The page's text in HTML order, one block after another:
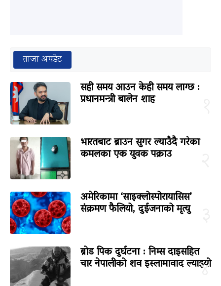
ताजा अपडेट
सही समय आउन केही समय लाग्छ :
प्रधानमन्त्री बालेन शाह
भारतबाट ब्राउन सुगर ल्याउँदै गरेका
कमलका एक युवक पक्राउ
अमेरिकामा ‘साइक्लोस्पोरायासिस’
संक्रमण फैलियो, दुईजनाको मृत्यु
४
ब्रोड पिक दुर्घटना : निम्स दाइसहित
चार नेपालीको शव इस्लामावाद ल्याइयो